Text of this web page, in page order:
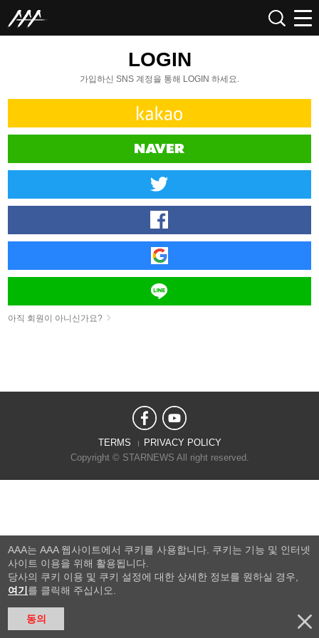
LOGIN
가입하신 SNS 계정을 통해 LOGIN 하세요.
아직 회원이 아니신가요?
TERMS
PRIVACY POLICY
Copyright © STARNEWS All right reserved.
AAA는 AAA 웹사이트에서 쿠키를 사용합니다. 쿠키는 기능 및 인터넷
사이트 이용을 위해 활용됩니다.
당사의 쿠키 이용 및 쿠키 설정에 대한 상세한 정보를 원하실 경우,
여기 를 클릭해 주십시오.
동의